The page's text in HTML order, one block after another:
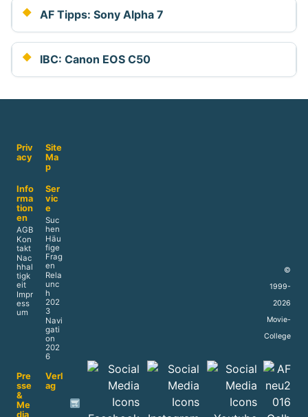
AF Tipps: Sony Alpha 7
IBC: Canon EOS C50
Priv
acy
Site
Ma
p
Info
rma
tion
en
AGB
Kon
takt
Nac
hhal
tigk
eit
Impr
ess
um
Ser
vic
e
Suc
hen
Häu
fige
Frag
en
Rela
unc
h
202
3
Navi
gati
on
202
6
Pre
sse
&
Me
dia
Verl
ag
©
1999-
2026
Movie-
College